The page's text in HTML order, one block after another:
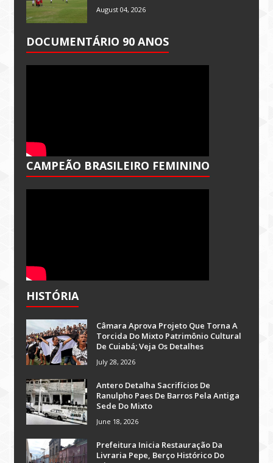
August 04, 2026
DOCUMENTÁRIO 90 ANOS
CAMPEÃO BRASILEIRO FEMININO
HISTÓRIA
Câmara Aprova Projeto Que Torna A
Torcida Do Mixto Patrimônio Cultural
De Cuiabá; Veja Os Detalhes
July 28, 2026
Antero Detalha Sacrifícios De
Ranulpho Paes De Barros Pela Antiga
Sede Do Mixto
June 18, 2026
Prefeitura Inicia Restauração Da
Livraria Pepe, Berço Histórico Do